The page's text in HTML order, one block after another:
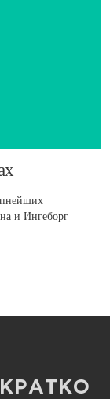
и Ингеборг
КРАТКО